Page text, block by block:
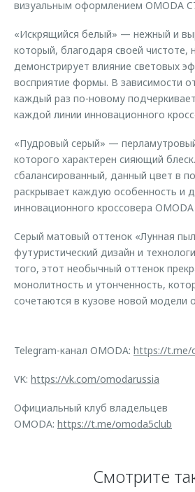
визуальным оформлением OMODA
«Искрящийся белый» — нежный и
который, благодаря своей чистоте,
демонстрирует влияние световых
восприятие формы. В зависимости
каждый раз по-новому
каждой линии инновационного
«Пудровый серый» —
которого характерен сияющий
сбалансированный, данный цвет в
раскрывает каждую особенность и
инновационного кроссовера OMODA
Серый матовый оттенок «Лунная
футуристический дизайн и
того, этот необычный оттенок
монолитность и утонченность,
сочетаются в кузове новой модели
Telegram-канал OMODA: https://t.me/
VK: https://vk.com/omodarussia
Официальный клуб владельцев
OMODA: https://t.me/omoda5club
Смотрите